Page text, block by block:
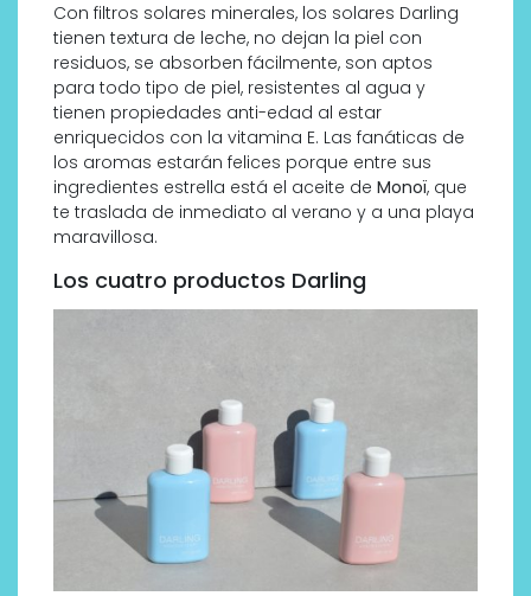
Con filtros solares minerales, los solares Darling
tienen textura de leche, no dejan la piel con
residuos, se absorben fácilmente, son aptos
para todo tipo de piel, resistentes al agua y
tienen propiedades anti-edad al estar
enriquecidos con la vitamina E. Las fanáticas de
los aromas estarán felices porque entre sus
ingredientes estrella está el aceite de Monoï, que
te traslada de inmediato al verano y a una playa
maravillosa.
Los cuatro productos Darling